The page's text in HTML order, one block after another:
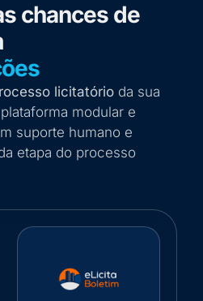
chances de
licitatório da sua
modular e
suporte humano e
etapa do processo